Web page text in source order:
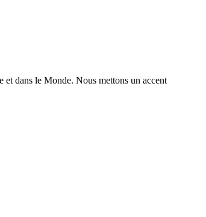
dans le Monde. Nous mettons un accent